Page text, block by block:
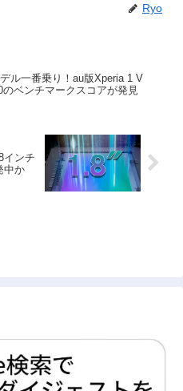
Ryo
ル一番乗り！au版Xperia 1 V
のベンチマークスコアが発見
インチ
中か